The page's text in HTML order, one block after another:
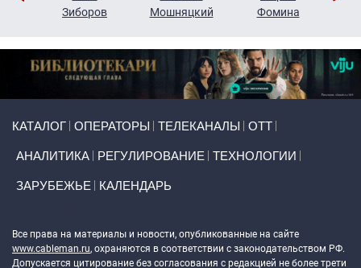
Зиборов
Мошняцкий
Фомина
КАТАЛОГ ОПЕРАТОРЫ ТЕЛЕКАНАЛЫ ОТТ
АНАЛИТИКА РЕГУЛИРОВАНИЕ ТЕХНОЛОГИИ
ЗАРУБЕЖЬЕ КАЛЕНДАРЬ
Все права на материалы и новости, опубликованные на сайте
www.cableman.ru, охраняются в соответствии с законодательством РФ.
Допускается цитирование без согласования с редакцией не более трети